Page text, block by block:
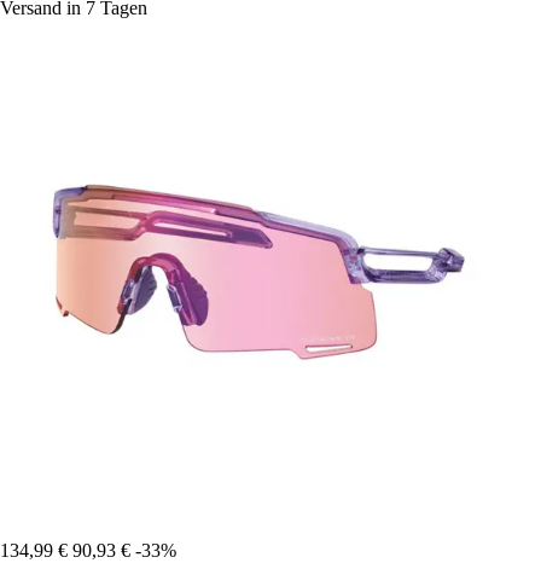
Versand in 7 Tagen
134,99 € 90,93 € -33%